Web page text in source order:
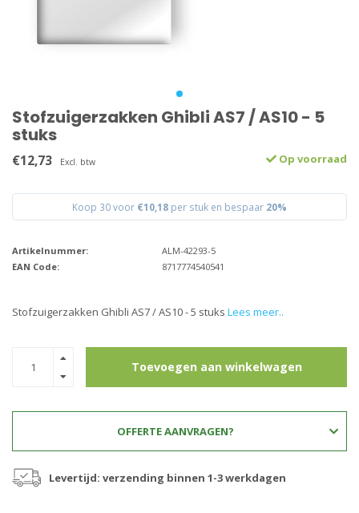
Stofzuigerzakken Ghibli AS7 / AS10 - 5
stuks
€12,73 Excl. btw Op voorraad
Koop 30 voor €10,18 per stuk en bespaar 20%
Artikelnummer:
ALM-42293-5
EAN Code:
8717774540541
Stofzuigerzakken Ghibli AS7 / AS10 - 5 stuks Lees meer..
Toevoegen aan winkelwagen
OFFERTE AANVRAGEN?
Levertijd: verzending binnen 1-3 werkdagen